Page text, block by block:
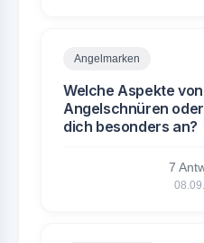
Angelmarken
Welche Aspekte
Angelschnüren
dich besonders an?
7